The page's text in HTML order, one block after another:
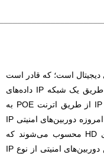
دیجیتال است؛ که قادر است
داده‌های کنترلی را دریافت کرده و سپس از طریق یک شبکه IP داده‌های
تصویر را ارسال نماید. نصب این دوربین‌های IP از طریق اترنت POE به
سهولت قابل انجام است. قابل ذکر است که امروزه دوربین‌های امنیتی IP
از نوع 4K از نوع جدیدترین انواع دوربین‌های HD محسوب می‌شوند که
وضوح صدا و تصاویر آن‌ها بی نظیر است. این دوربین‌های امنیتی از نوع IP